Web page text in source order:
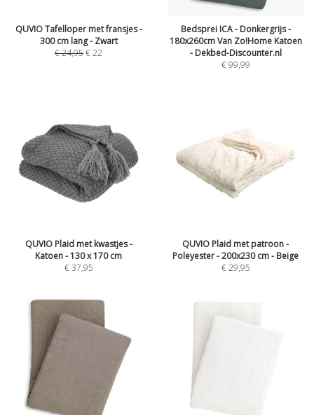
QUVIO Tafelloper met fransjes -
300 cm lang - Zwart
€24,95€22
Bedsprei ICA - Donkergrijs -
180x260cm Van Zo!Home Katoen
- Dekbed-Discounter.nl
€99,99
QUVIO Plaid met kwastjes -
Katoen - 130 x 170 cm
€37,95
QUVIO Plaid met patroon -
Poleyester - 200x230 cm - Beige
€29,95